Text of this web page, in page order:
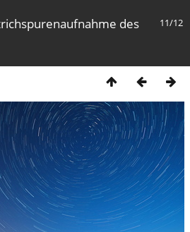
11/12
des